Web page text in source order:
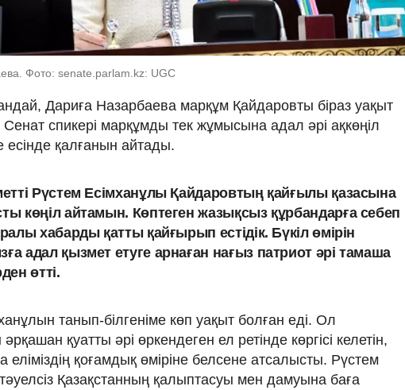
Фото: senate.parlam.kz: UGC
Дариға Назарбаева марқұм Қайдаровты біраз уақыт
Сенат спикері марқұмды тек жұмысына адал әрі ақкөңіл
есінде қалғанын айтады.
Рүстем Есімханұлы Қайдаровтың қайғылы қазасына
көңіл айтамын. Көптеген жазықсыз құрбандарға себеп
хабарды қатты қайғырып естідік. Бүкіл өмірін
адал қызмет етуге арнаған нағыз патриот әрі тамаша
өтті.
танып-білгеніме көп уақыт болған еді. Ол
қуатты әрі өркендеген ел ретінде көргісі келетін,
еліміздің қоғамдық өміріне белсене атсалысты. Рүстем
Қазақстанның қалыптасуы мен дамуына баға